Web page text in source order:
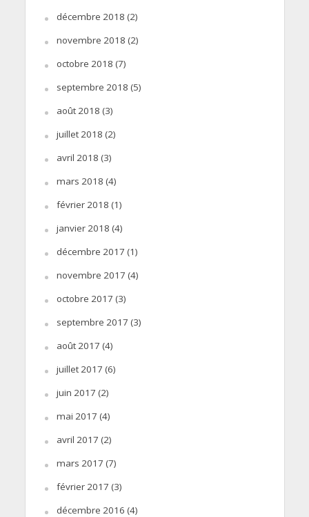
décembre 2018 (2)
novembre 2018 (2)
octobre 2018 (7)
septembre 2018 (5)
août 2018 (3)
juillet 2018 (2)
avril 2018 (3)
mars 2018 (4)
février 2018 (1)
janvier 2018 (4)
décembre 2017 (1)
novembre 2017 (4)
octobre 2017 (3)
septembre 2017 (3)
août 2017 (4)
juillet 2017 (6)
juin 2017 (2)
mai 2017 (4)
avril 2017 (2)
mars 2017 (7)
février 2017 (3)
décembre 2016 (4)